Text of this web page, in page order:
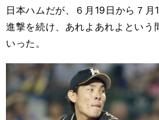
日本ハムだが、６月19日から７月
進撃を続け、あれよあれよという
いった。